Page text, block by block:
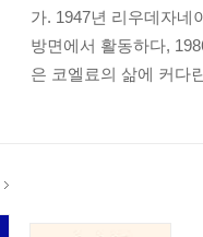
가. 1947년 리우데자네
방면에서 활동하다,
은 코엘료의 삶에 커다